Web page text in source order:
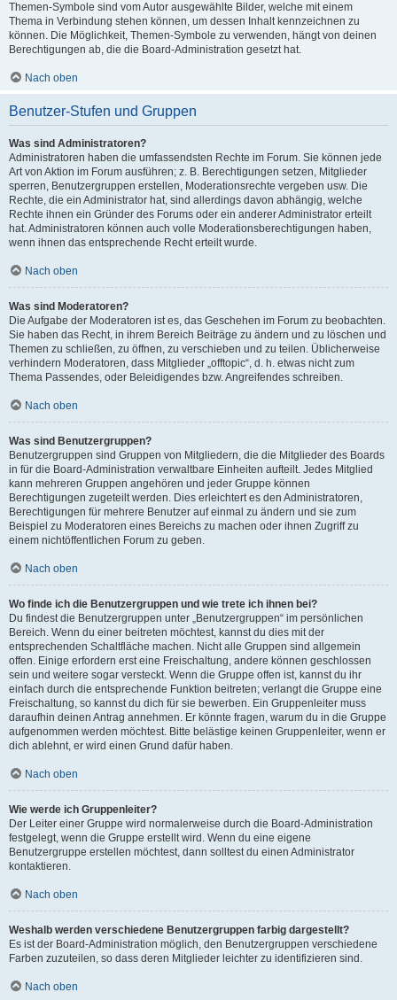
Themen-Symbole sind vom Autor ausgewählte Bilder, welche mit einem
Thema in Verbindung stehen können, um dessen Inhalt kennzeichnen zu
können. Die Möglichkeit, Themen-Symbole zu verwenden, hängt von deinen
Berechtigungen ab, die die Board-Administration gesetzt hat.
Nach oben
Benutzer-Stufen und Gruppen
Was sind Administratoren?
Administratoren haben die umfassendsten Rechte im Forum. Sie können jede
Art von Aktion im Forum ausführen; z. B. Berechtigungen setzen, Mitglieder
sperren, Benutzergruppen erstellen, Moderationsrechte vergeben usw. Die
Rechte, die ein Administrator hat, sind allerdings davon abhängig, welche
Rechte ihnen ein Gründer des Forums oder ein anderer Administrator erteilt
hat. Administratoren können auch volle Moderationsberechtigungen haben,
wenn ihnen das entsprechende Recht erteilt wurde.
Nach oben
Was sind Moderatoren?
Die Aufgabe der Moderatoren ist es, das Geschehen im Forum zu beobachten.
Sie haben das Recht, in ihrem Bereich Beiträge zu ändern und zu löschen und
Themen zu schließen, zu öffnen, zu verschieben und zu teilen. Üblicherweise
verhindern Moderatoren, dass Mitglieder „offtopic“, d. h. etwas nicht zum
Thema Passendes, oder Beleidigendes bzw. Angreifendes schreiben.
Nach oben
Was sind Benutzergruppen?
Benutzergruppen sind Gruppen von Mitgliedern, die die Mitglieder des Boards
in für die Board-Administration verwaltbare Einheiten aufteilt. Jedes Mitglied
kann mehreren Gruppen angehören und jeder Gruppe können
Berechtigungen zugeteilt werden. Dies erleichtert es den Administratoren,
Berechtigungen für mehrere Benutzer auf einmal zu ändern und sie zum
Beispiel zu Moderatoren eines Bereichs zu machen oder ihnen Zugriff zu
einem nichtöffentlichen Forum zu geben.
Nach oben
Wo finde ich die Benutzergruppen und wie trete ich ihnen bei?
Du findest die Benutzergruppen unter „Benutzergruppen“ im persönlichen
Bereich. Wenn du einer beitreten möchtest, kannst du dies mit der
entsprechenden Schaltfläche machen. Nicht alle Gruppen sind allgemein
offen. Einige erfordern erst eine Freischaltung, andere können geschlossen
sein und weitere sogar versteckt. Wenn die Gruppe offen ist, kannst du ihr
einfach durch die entsprechende Funktion beitreten; verlangt die Gruppe eine
Freischaltung, so kannst du dich für sie bewerben. Ein Gruppenleiter muss
daraufhin deinen Antrag annehmen. Er könnte fragen, warum du in die Gruppe
aufgenommen werden möchtest. Bitte belästige keinen Gruppenleiter, wenn er
dich ablehnt, er wird einen Grund dafür haben.
Nach oben
Wie werde ich Gruppenleiter?
Der Leiter einer Gruppe wird normalerweise durch die Board-Administration
festgelegt, wenn die Gruppe erstellt wird. Wenn du eine eigene
Benutzergruppe erstellen möchtest, dann solltest du einen Administrator
kontaktieren.
Nach oben
Weshalb werden verschiedene Benutzergruppen farbig dargestellt?
Es ist der Board-Administration möglich, den Benutzergruppen verschiedene
Farben zuzuteilen, so dass deren Mitglieder leichter zu identifizieren sind.
Nach oben